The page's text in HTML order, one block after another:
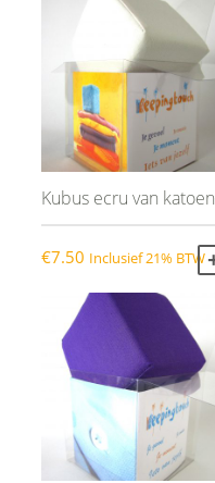
Kubus ecru van katoen
€7.50 Inclusief 21% BTW